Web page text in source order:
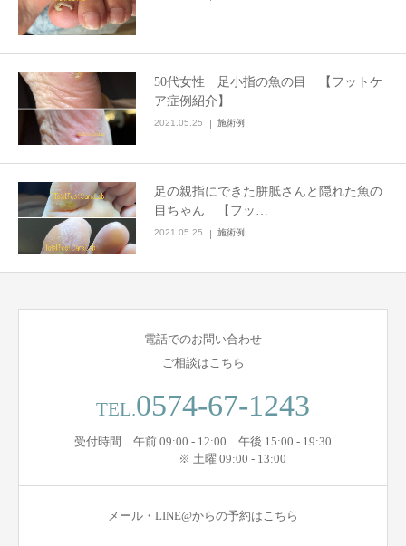
50代女性 足小指の魚の目 【フットケ
ア症例紹介】
2021.05.25 施術例
足の親指にできた胼胝さんと隠れた魚の
目ちゃん 【フッ…
2021.05.25 施術例
電話でのお問い合わせ
ご相談はこちら
TEL.0574-67-1243
受付時間 午前 09:00 - 12:00 午後 15:00 - 19:30
※ 土曜 09:00 - 13:00
メール・LINE@からの予約はこちら